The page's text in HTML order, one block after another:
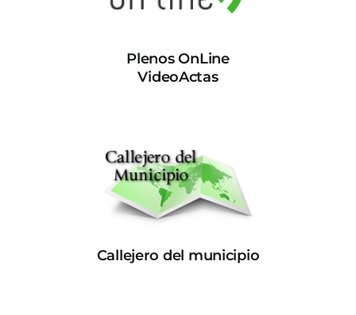
Plenos OnLine
VideoActas
Callejero del municipio